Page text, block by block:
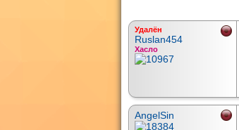
Удалён
Ruslan454
Хасло
AngelSin